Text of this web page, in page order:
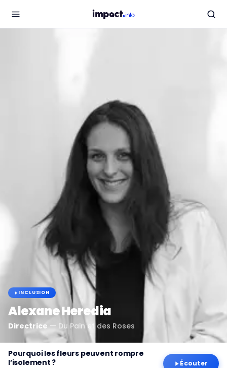
INCLUSION
Alexane Heredia
Directrice — Du Pain et des Roses
Pourquoi les fleurs peuvent rompre
l’isolement ?
Écouter